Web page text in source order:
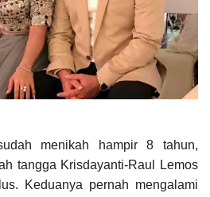
menikah hampir 8 tahun,
tangga Krisdayanti-Raul Lemos
Keduanya pernah mengalami